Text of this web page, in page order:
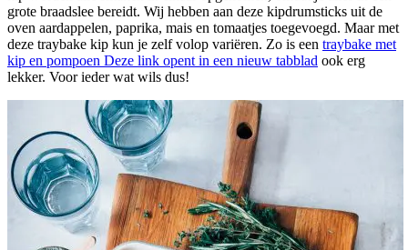
grote braadslee bereidt. Wij hebben aan deze kipdrumsticks uit de
oven aardappelen, paprika, mais en tomaatjes toegevoegd. Maar met
deze traybake kip kun je zelf volop variëren. Zo is een traybake met
kip en pompoen Deze link opent in een nieuw tabblad ook erg
lekker. Voor ieder wat wils dus!